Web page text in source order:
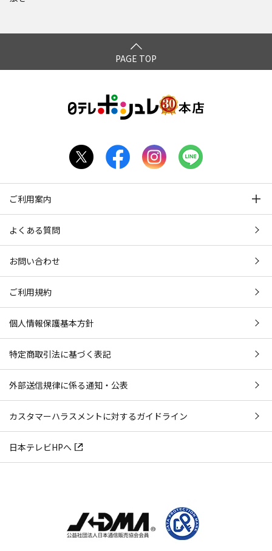
PAGE TOP
ご利用案内
よくある質問
お問い合わせ
ご利用規約
個人情報保護基本方針
特定商取引法に基づく表記
外部送信規律に係る通知・公表
カスタマーハラスメントに対するガイドライン
日本テレビHPへ